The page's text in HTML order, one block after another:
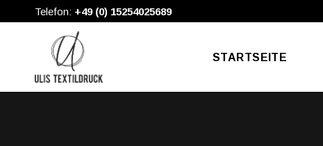
Telefon: +49 (0) 15254025689
STARTSEITE